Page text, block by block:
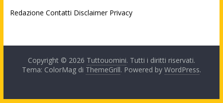
Redazione Contatti Disclaimer Privacy
Copyright © 2026 Tuttouomini. Tutti i diritti riservati.
Tema: ColorMag di ThemeGrill. Powered by WordPress.